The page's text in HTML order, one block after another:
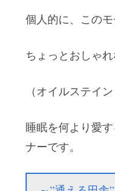
個人的に、この
ちょっとおしゃ
（オイルステイ
睡眠を何より愛
ナーです。